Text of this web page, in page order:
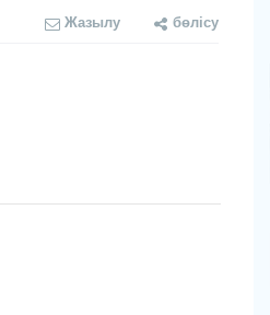
Жазылу бөлісу